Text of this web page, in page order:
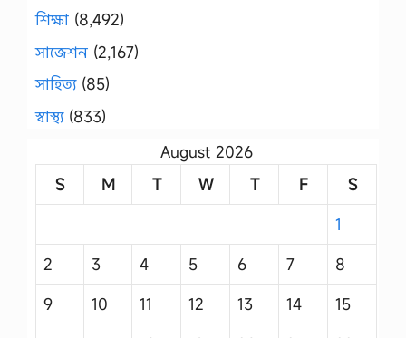
শিক্ষা (8,492)
সাজেশন (2,167)
সাহিত্য(85)
স্বাস্থ্য(833)
August 2026
S
M T W T F
S
1
2
3 4 5 6 7
8
9
10 11 12 13 14
15